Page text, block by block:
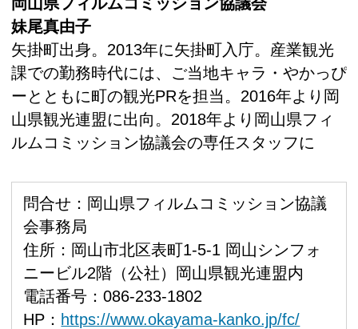
妹尾真由子
矢掛町出身。2013年に矢掛町入庁。産業観光
課での勤務時代には、ご当地キャラ・やかっぴ
ーとともに町の観光PRを担当。2016年より岡
山県観光連盟に出向。2018年より岡山県フィ
ルムコミッション協議会の専任スタッフに
問合せ：岡山県フィルムコミッション協議
会事務局
住所：岡山市北区表町1-5-1 岡山シンフォ
ニービル2階（公社）岡山県観光連盟内
電話番号：086-233-1802
HP： https://www.okayama-kanko.jp/fc/